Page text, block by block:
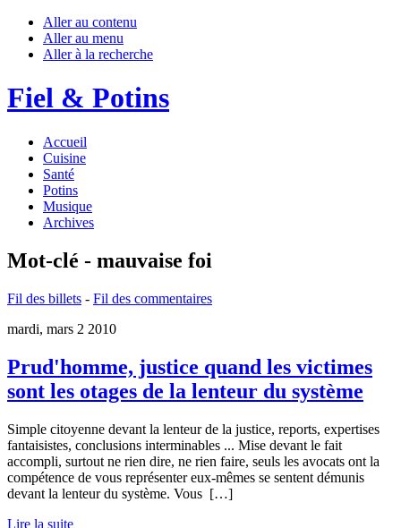
Aller au contenu
Aller au menu
Aller à la recherche
Fiel & Potins
Accueil
Cuisine
Santé
Potins
Musique
Archives
Mot-clé - mauvaise foi
Fil des billets - Fil des commentaires
mardi, mars 2 2010
Prud'homme, justice quand les victimes
sont les otages de la lenteur du système
Simple citoyenne devant la lenteur de la justice, reports, expertises
fantaisistes, conclusions interminables ... Mise devant le fait
accompli, surtout ne rien dire, ne rien faire, seuls les avocats ont la
compétence de vous représenter eux-mêmes se sentent démunis
devant la lenteur du système. Vous […]
Lire la suite